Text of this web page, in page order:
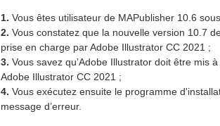
1. Vous êtes utilisateur de MAPublisher 10.6
2. Vous constatez que la nouvelle version 10.7
prise en charge par Adobe Illustrator CC 2021 ;
3. Vous savez qu’Adobe Illustrator doit être mis
Adobe Illustrator CC 2021 ;
4. Vous exécutez ensuite le programme
message d’erreur.